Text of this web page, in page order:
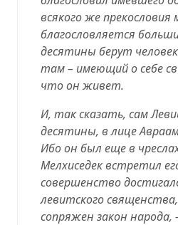
всякого же
благословляется
десятины берут
там – имеющий о себе
что он живет.
И, так сказать, сам
десятины, в лице
Ибо он был еще в
Мелхиседек встретил
совершенство
левитского
сопряжен закон народа,